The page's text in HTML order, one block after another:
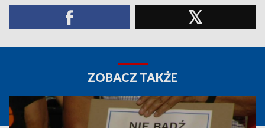
ZOBACZ TAKŻE